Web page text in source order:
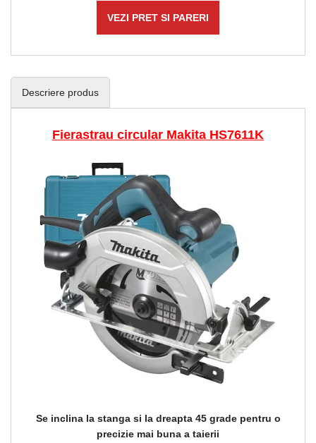
VEZI PRET SI PARERI
Descriere produs
Fierastrau circular Makita HS7611K
Se inclina la stanga si la dreapta 45 grade pentru o
precizie mai buna a taierii